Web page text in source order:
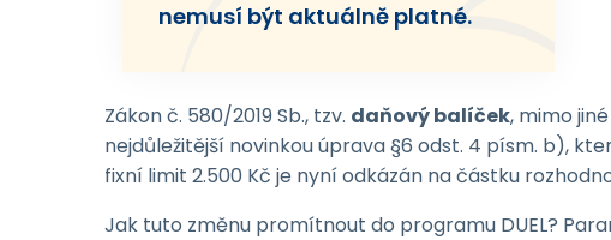
nemusí být aktuálně platné.
Zákon č. 580/2019 Sb., tzv. daňový balíček, mimo
nejdůležitější novinkou úprava §6 odst. 4 písm. b),
fixní limit 2.500 Kč je nyní odkázán na částku
Jak tuto změnu promítnout do programu DUEL?